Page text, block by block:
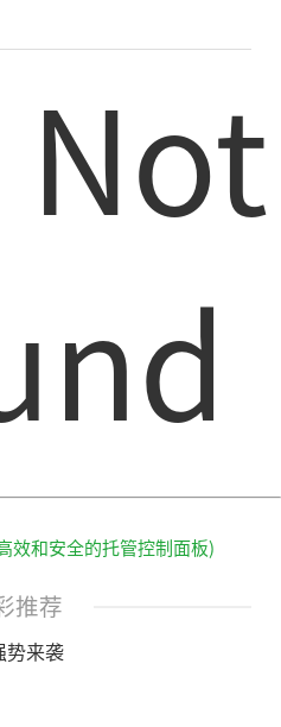
效和安全的托管控制面板)
推荐
势来袭